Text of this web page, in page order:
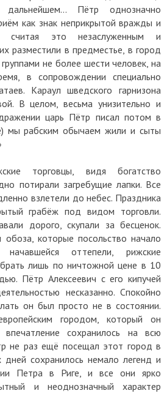
дальнейшем… Пётр однозначно
как знак неприкрытой вражды и
считая это незаслуженным и
разместили в предместье, в город
группами не более шести человек, на
в сопровождении специально
Караул шведского гарнизона
В целом, весьма унизительно и
царь Пётр писал потом в
мы рабским обычаем жили и сыты
торговцы, видя богатство
потирали загребущие лапки. Все
взлетели до небес. Праздника
грабёж под видом торговли.
дорого, скупали за бесценок.
обоза, которые посольство начало
начавшейся оттепели, рижские
брать лишь по ничтожной цене в 10
Пётр Алексеевич с его кипучей
несказанно. Спокойно
он был просто не в состоянии.
городом, который он
сохранилось на всю
не раз ещё посещал этот город в
сохранилось немало легенд и
Петра в Риге, и все они ярко
и неоднозначный характер